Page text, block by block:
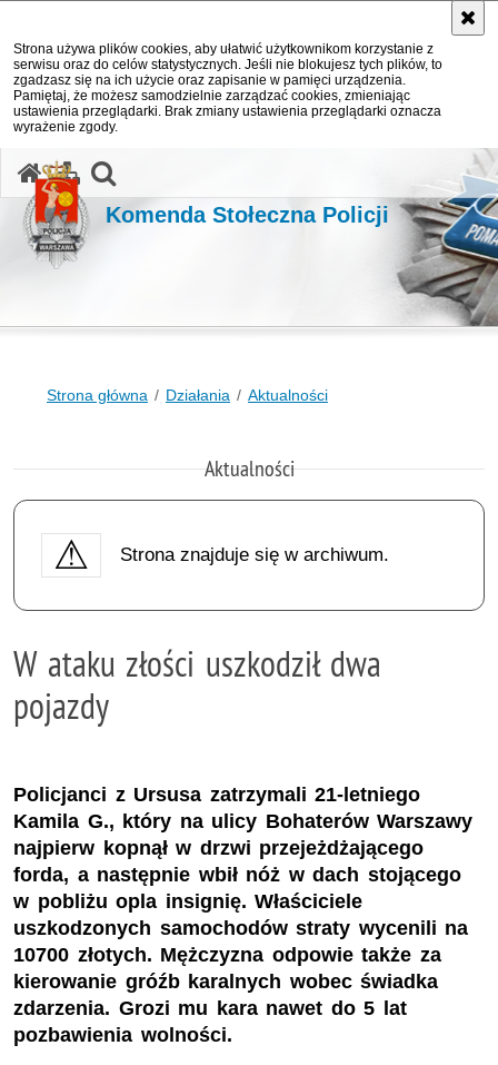
Strona używa plików cookies, aby ułatwić użytkownikom korzystanie z
serwisu oraz do celów statystycznych. Jeśli nie blokujesz tych plików, to
zgadzasz się na ich użycie oraz zapisanie w pamięci urządzenia.
Pamiętaj, że możesz samodzielnie zarządzać cookies, zmieniając
ustawienia przeglądarki. Brak zmiany ustawienia przeglądarki oznacza
wyrażenie zgody.
Komenda Stołeczna Policji
Strona główna Działania Aktualności
Aktualności
Strona znajduje się w archiwum.
W ataku złości uszkodził dwa
pojazdy
Policjanci z Ursusa zatrzymali 21-letniego
Kamila G., który na ulicy Bohaterów Warszawy
najpierw kopnął w drzwi przejeżdżającego
forda, a następnie wbił nóż w dach stojącego
w pobliżu opla insignię. Właściciele
uszkodzonych samochodów straty wycenili na
10700 złotych. Mężczyzna odpowie także za
kierowanie gróźb karalnych wobec świadka
zdarzenia. Grozi mu kara nawet do 5 lat
pozbawienia wolności.